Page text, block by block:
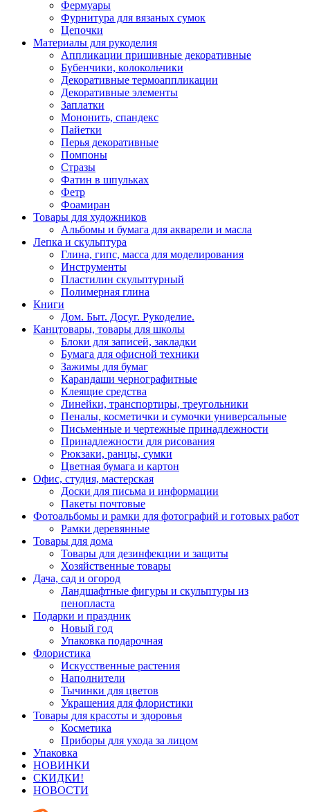
Фермуары
Фурнитура для вязаных сумок
Цепочки
Материалы для рукоделия
Аппликации пришивные декоративные
Бубенчики, колокольчики
Декоративные термоаппликации
Декоративные элементы
Заплатки
Мононить, спандекс
Пайетки
Перья декоративные
Помпоны
Стразы
Фатин в шпульках
Фетр
Фоамиран
Товары для художников
Альбомы и бумага для акварели и масла
Лепка и скульптура
Глина, гипс, масса для моделирования
Инструменты
Пластилин скульптурный
Полимерная глина
Книги
Дом. Быт. Досуг. Рукоделие.
Канцтовары, товары для школы
Блоки для записей, закладки
Бумага для офисной техники
Зажимы для бумаг
Карандаши чернографитные
Клеящие средства
Линейки, транспортиры, треугольники
Пеналы, косметички и сумочки универсальные
Письменные и чертежные принадлежности
Принадлежности для рисования
Рюкзаки, ранцы, сумки
Цветная бумага и картон
Офис, студия, мастерская
Доски для письма и информации
Пакеты почтовые
Фотоальбомы и рамки для фотографий и готовых работ
Рамки деревянные
Товары для дома
Товары для дезинфекции и защиты
Хозяйственные товары
Дача, сад и огород
Ландшафтные фигуры и скульптуры из
пенопласта
Подарки и праздник
Новый год
Упаковка подарочная
Флористика
Искусственные растения
Наполнители
Тычинки для цветов
Украшения для флористики
Товары для красоты и здоровья
Косметика
Приборы для ухода за лицом
Упаковка
НОВИНКИ
СКИДКИ!
НОВОСТИ